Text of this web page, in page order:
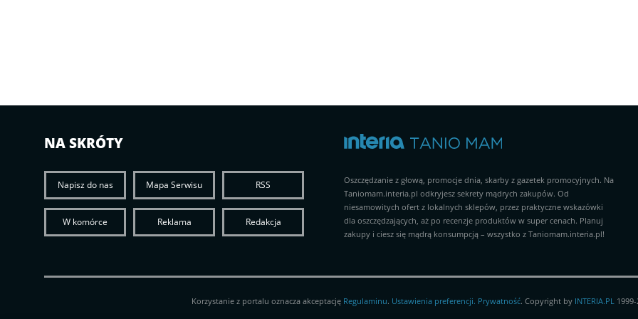
NA SKRÓTY
Napisz do nas Mapa Serwisu RSS
W komórce Reklama Redakcja
Oszczędzanie z głową, promocje dnia, skarby z gazetek promocyjnych. Na
Taniomam.interia.pl odkryjesz sekrety mądrych zakupów. Od
niesamowitych ofert z lokalnych sklepów, przez praktyczne wskazówki
dla oszczędzających, aż po recenzje produktów w super cenach. Planuj
zakupy i ciesz się mądrą konsumpcją – wszystko z Taniomam.interia.pl!
Korzystanie z portalu oznacza akceptację Regulaminu. Ustawienia preferencji. Prywatność. Copyright by INTERIA.PL